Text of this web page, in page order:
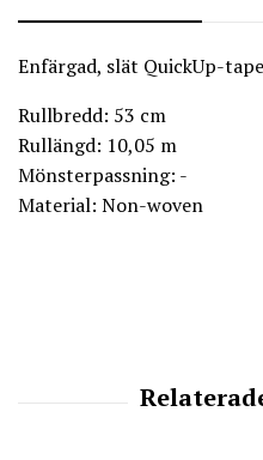
Enfärgad, slät QuickUp-
Rullbredd: 53 cm
Rullängd: 10,05 m
Mönsterpassning: -
Material: Non-woven